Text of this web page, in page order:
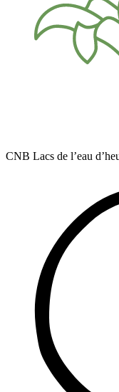
CNB Lacs de l’eau